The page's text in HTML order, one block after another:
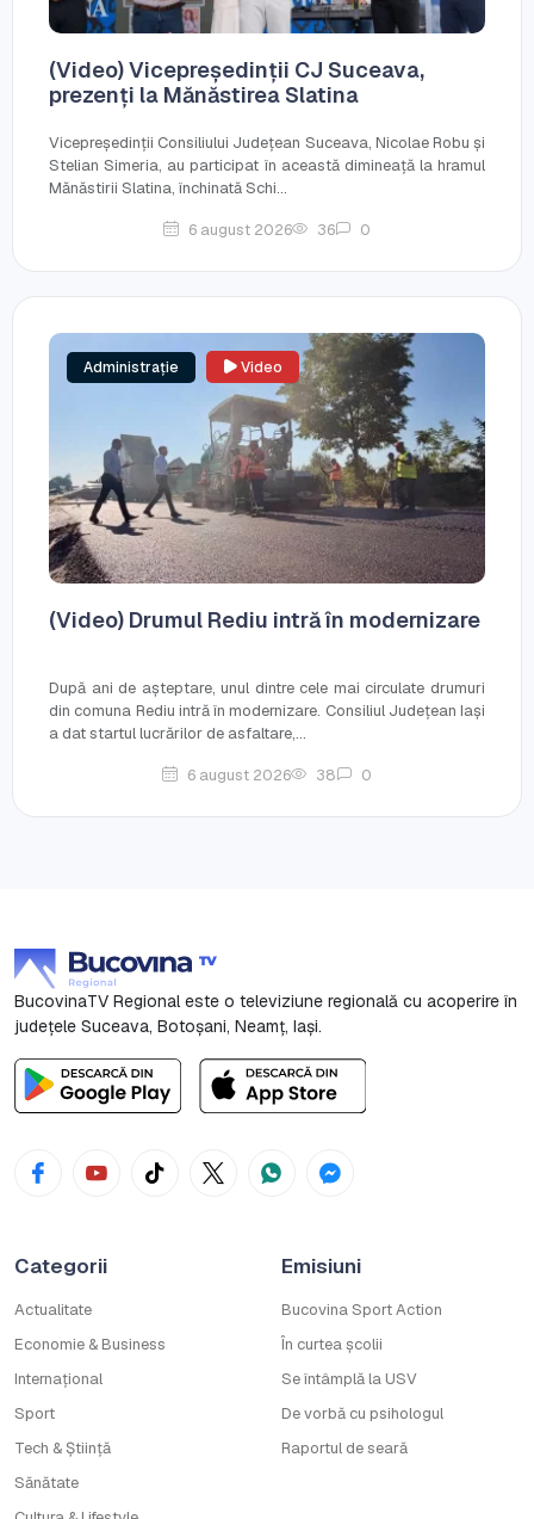
(Video) Vicepreședinții CJ Suceava,
prezenți la Mănăstirea Slatina
Vicepreședinții Consiliului Județean Suceava, Nicolae Robu și
Stelian Simeria, au participat în această dimineață la hramul
Mănăstirii Slatina, închinată Schi...
6 august 2026 36 0
Administrație Video
(Video) Drumul Rediu intră în modernizare
După ani de așteptare, unul dintre cele mai circulate drumuri
din comuna Rediu intră în modernizare. Consiliul Județean Iași
a dat startul lucrărilor de asfaltare,...
6 august 2026 38 0
BucovinaTV Regional este o televiziune regională cu acoperire în
județele Suceava, Botoşani, Neamț, Iași.
Categorii
Actualitate
Economie & Business
Internațional
Sport
Tech & Știință
Sănătate
Emisiuni
Bucovina Sport Action
În curtea școlii
Se întâmplă la USV
De vorbă cu psihologul
Raportul de seară